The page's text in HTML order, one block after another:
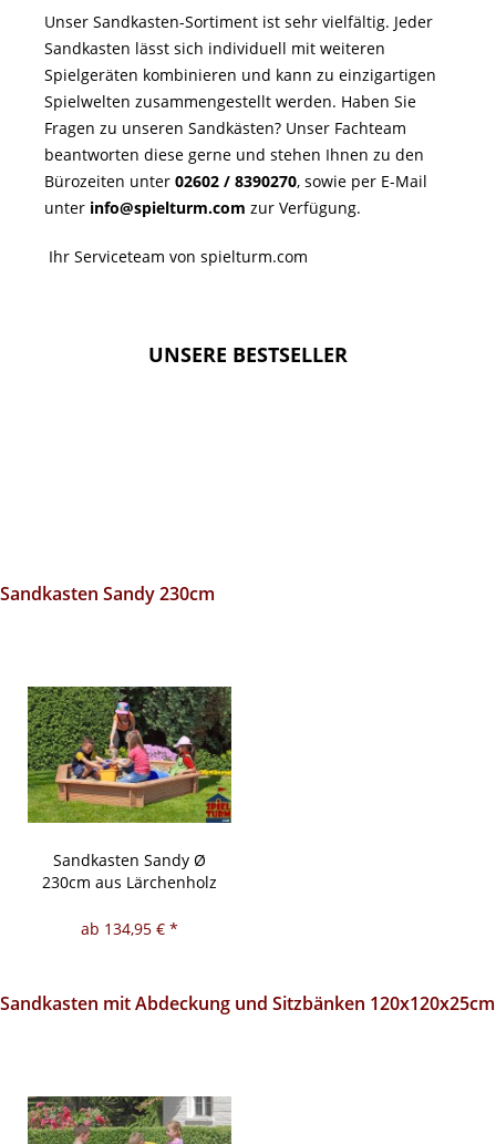
Unser Sandkasten-Sortiment ist sehr vielfältig. Jeder
Sandkasten lässt sich individuell mit weiteren
Spielgeräten kombinieren und kann zu einzigartigen
Spielwelten zusammengestellt werden. Haben Sie
Fragen zu unseren Sandkästen? Unser Fachteam
beantworten diese gerne und stehen Ihnen zu den
Bürozeiten unter 02602 / 8390270, sowie per E-Mail
unter info@spielturm.com zur Verfügung.
Ihr Serviceteam von spielturm.com
UNSERE BESTSELLER
Sandkasten Sandy 230cm
Sandkasten Sandy Ø
230cm aus Lärchenholz
ab 134,95 € *
Sandkasten mit Abdeckung und Sitzbänken 120x120x25cm